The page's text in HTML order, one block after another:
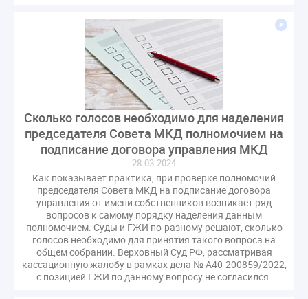
Сколько голосов необходимо для наделения
председателя Совета МКД полномочием на
подписание договора управления МКД
28.03.2024
Как показывает практика, при проверке полномочий
председателя Совета МКД на подписание договора
управления от имени собственников возникает ряд
вопросов к самому порядку наделения данным
полномочием. Суды и ГЖИ по-разному решают, сколько
голосов необходимо для принятия такого вопроса на
общем собрании. Верховный Суд РФ, рассматривая
кассационную жалобу в рамках дела № А40-200859/2022,
с позицией ГЖИ по данному вопросу не согласился.